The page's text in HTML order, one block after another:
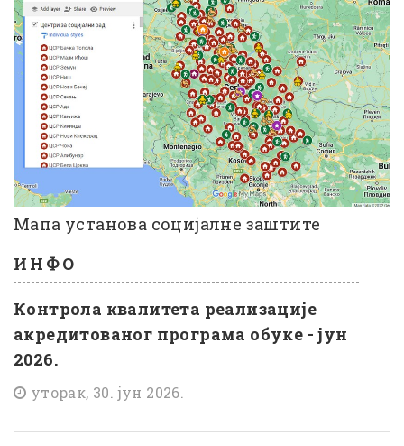
Мапа установа социјалне заштите
ИНФО
Контрола квалитета реализације
акредитованог програма обуке - јун
2026.
уторак, 30. јун 2026.